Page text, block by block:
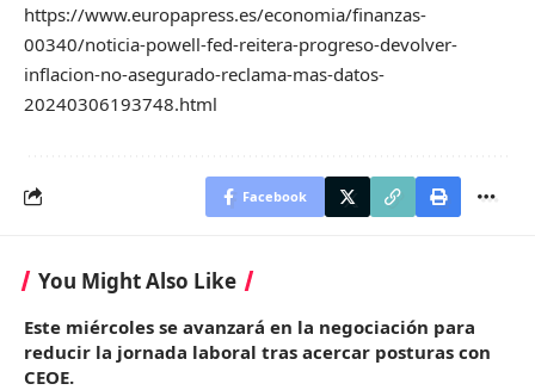
https://www.europapress.es/economia/finanzas-
00340/noticia-powell-fed-reitera-progreso-devolver-
inflacion-no-asegurado-reclama-mas-datos-
20240306193748.html
Facebook
You Might Also Like
Este miércoles se avanzará en la negociación para
reducir la jornada laboral tras acercar posturas con
CEOE.